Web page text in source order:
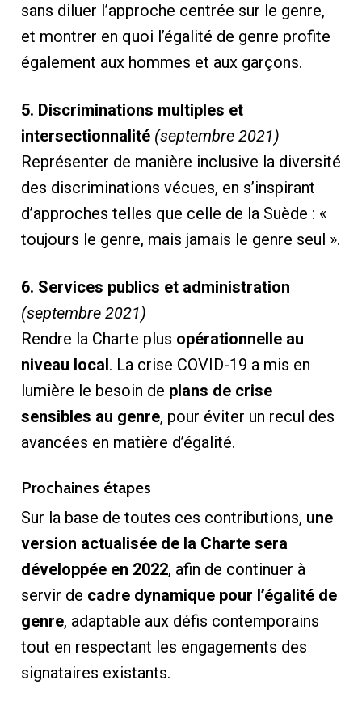
sans diluer l’approche centrée sur le genre,
et montrer en quoi l’égalité de genre profite
également aux hommes et aux garçons.
5. Discriminations multiples et
intersectionnalité (septembre 2021)
Représenter de manière inclusive la diversité
des discriminations vécues, en s’inspirant
d’approches telles que celle de la Suède : «
toujours le genre, mais jamais le genre seul ».
6. Services publics et administration
(septembre 2021)
Rendre la Charte plus opérationnelle au
niveau local. La crise COVID-19 a mis en
lumière le besoin de plans de crise
sensibles au genre, pour éviter un recul des
avancées en matière d’égalité.
Prochaines étapes
Sur la base de toutes ces contributions, une
version actualisée de la Charte sera
développée en 2022, afin de continuer à
servir de cadre dynamique pour l’égalité de
genre, adaptable aux défis contemporains
tout en respectant les engagements des
signataires existants.